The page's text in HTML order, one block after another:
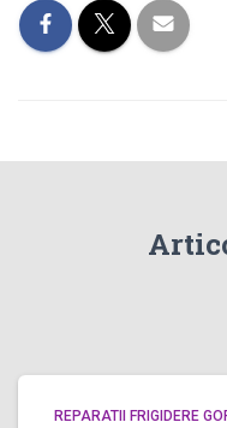
REPARATII FRIGIDERE